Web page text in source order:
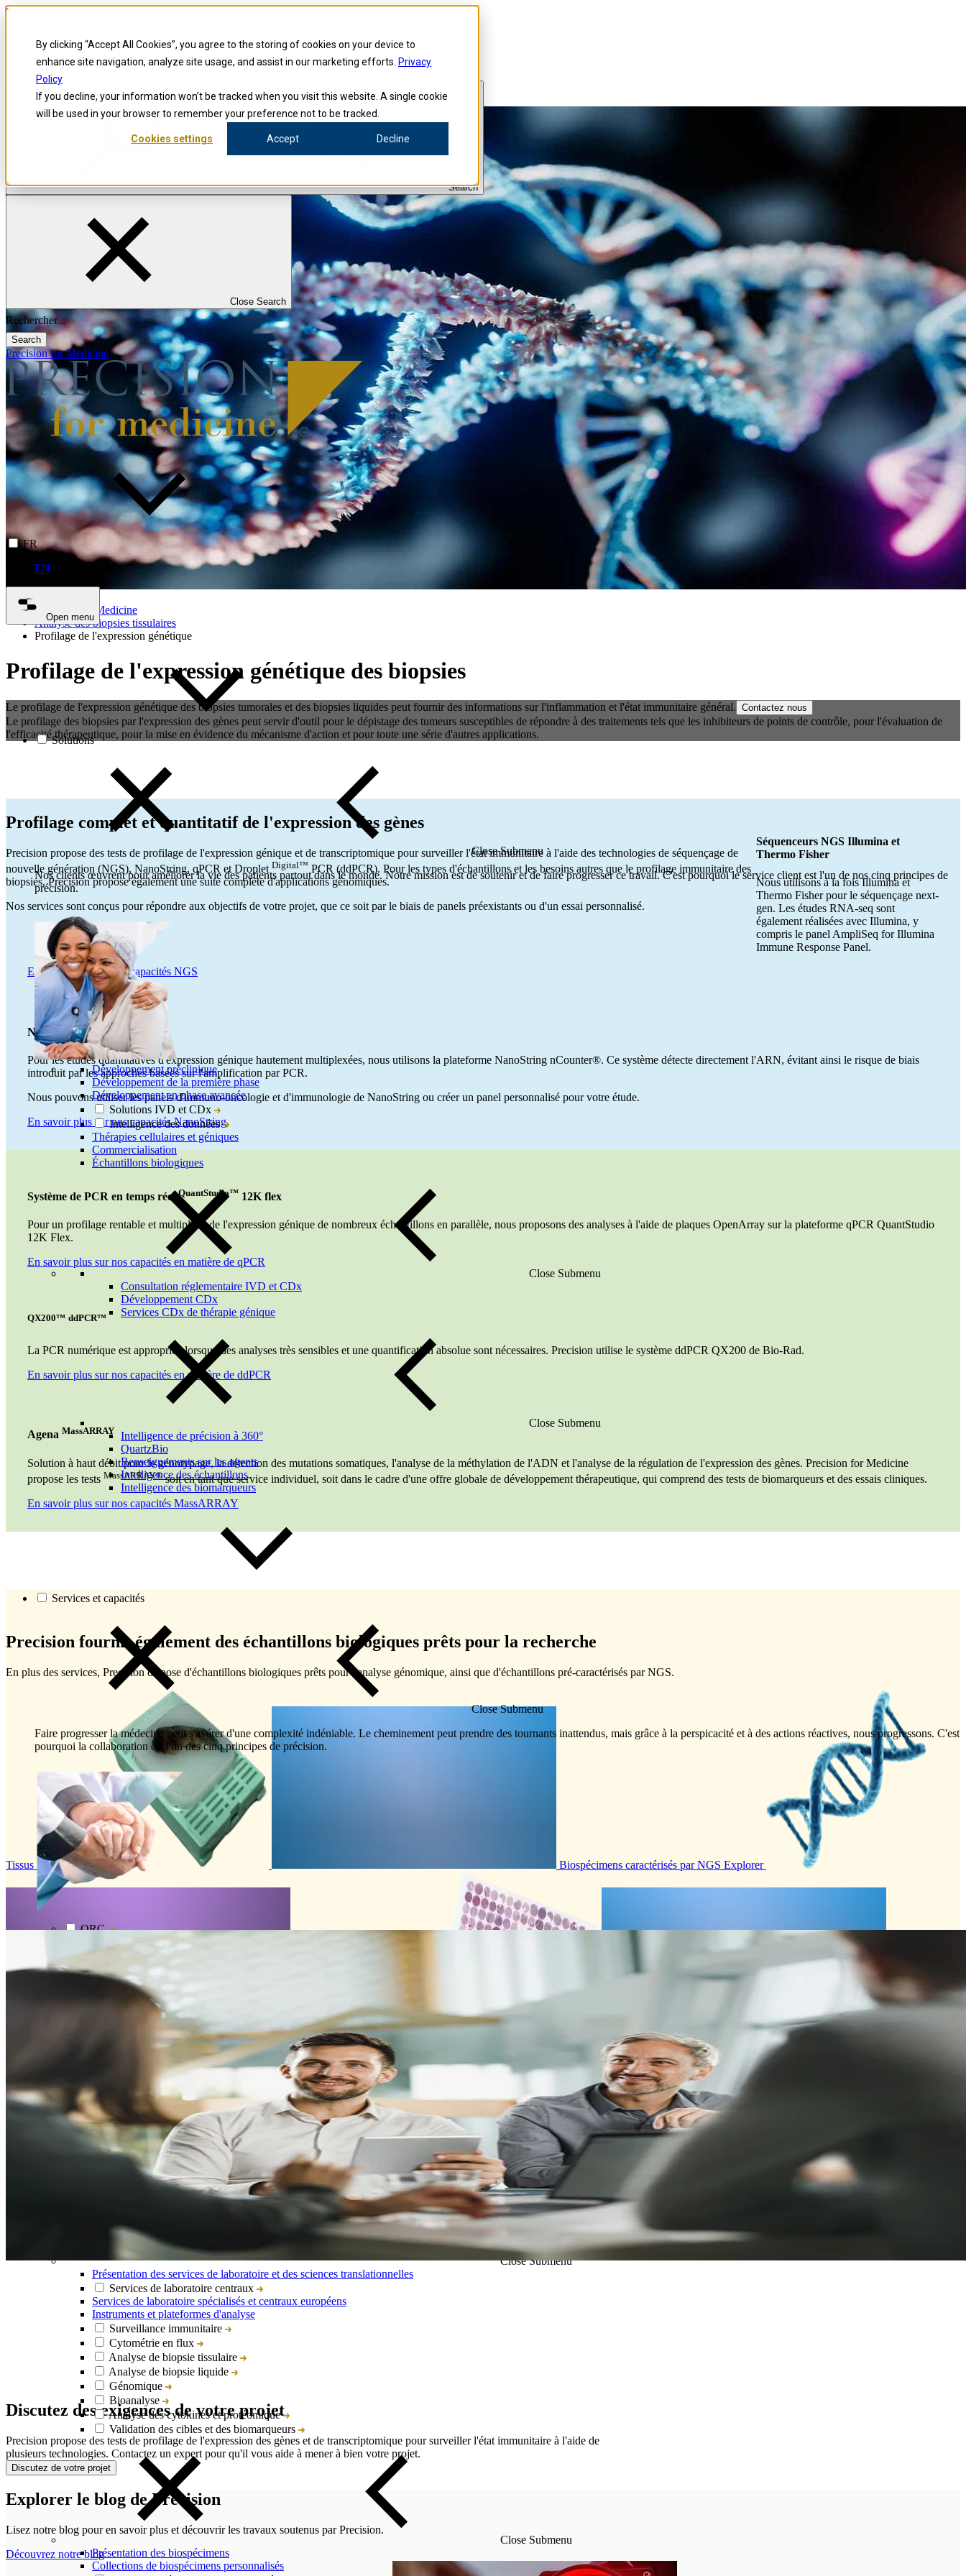
By clicking “Accept All Cookies”, you agree to the storing of cookies on your device to
enhance site navigation, analyze site usage, and assist in our marketing efforts. Privacy
Policy
If you decline, your information won’t be tracked when you visit this website. A single cookie
will be used in your browser to remember your preference not to be tracked.
Cookies settings Accept Decline
Skip to content
Enquêteurs
Carrières
Search
Close Search
Search
Precision for Medicine
FR
EN
Open menu
Solutions
Close Submenu
Nos clients œuvrent pour améliorer la vie des patients partout dans le monde. Notre mission est de soutenir et de faire progresser ce travail. C'est pourquoi le service client est l'un de nos cinq principes de
précision.
Développement préclinique
Développement de la première phase
Développement en phase avancée
Solutions IVD et CDx
Intelligence des données
Thérapies cellulaires et géniques
Commercialisation
Échantillons biologiques
Close Submenu
Consultation réglementaire IVD et CDx
Développement CDx
Services CDx de thérapie génique
Close Submenu
Intelligence de précision à 360°
QuartzBio
Renseignements sur les agents
Intelligence des échantillons
Intelligence des biomarqueurs
Services et capacités
Close Submenu
Faire progresser la médecine peut s'avérer d'une complexité indéniable. Le cheminement peut prendre des tournants inattendus, mais grâce à la perspicacité et à des actions réactives, nous progressons. C'est
pourquoi la collaboration est l'un des cinq principes de précision.
ORC
Services de laboratoire
Échantillons biologiques
Close Submenu
Gestion des essais cliniques
Stratégie de développement clinique
Fournisseur de Services Fonctionnels (FSF)
Essais cliniques décentralisés
Réseau de Sites Précision (RSP)
Close Submenu
Présentation des services de laboratoire et des sciences translationnelles
Services de laboratoire centraux
Services de laboratoire spécialisés et centraux européens
Instruments et plateformes d'analyse
Surveillance immunitaire
Cytométrie en flux
Analyse de biopsie tissulaire
Analyse de biopsie liquide
Génomique
Bioanalyse
Analyse des cytokines et protéomique
Validation des cibles et des biomarqueurs
Close Submenu
Présentation des biospécimens
Collections de biospécimens personnalisés
Precision for Medicine
Analyse des biopsies tissulaires
Profilage de l'expression génétique
Profilage de l'expression génétique des biopsies
Le profilage de l'expression génétique des biopsies tumorales et des biopsies liquides peut fournir des informations sur l'inflammation et l'état immunitaire général. Contactez nous
Le profilage des biopsies par l'expression des gènes peut servir d'outil pour le dépistage des tumeurs susceptibles de répondre à des traitements tels que les inhibiteurs de points de contrôle, pour l'évaluation de
l'efficacité thérapeutique, pour la mise en évidence du mécanisme d'action et pour toute une série d'autres applications.
Profilage complet et quantitatif de l'expression des gènes
Precision propose des tests de profilage de l'expression génique et de transcriptomique pour surveiller l'état immunitaire à l'aide des technologies de séquençage de
nouvelle génération (NGS), NanoString, qPCR et Droplet Digital™ PCR (ddPCR). Pour les types d'échantillons et les besoins autres que le profilage immunitaire des
biopsies, Precision propose également une suite complète d'applications génomiques.
Nos services sont conçus pour répondre aux objectifs de votre projet, que ce soit par le biais de panels préexistants ou d'un essai personnalisé.
Séquenceurs NGS Illumina et
Thermo Fisher
Nous utilisons à la fois Illumina et
Thermo Fisher pour le séquençage next-
gen. Les études RNA-seq sont
également réalisées avec Illumina, y
compris le panel AmpliSeq for Illumina
Immune Response Panel.
En savoir plus sur nos capacités NGS
NanoStringnCounter®
Pour les études quantitatives d'expression génique hautement multiplexées, nous utilisons la plateforme NanoString nCounter®. Ce système détecte directement l'ARN, évitant ainsi le risque de biais
introduit par les approches basées sur l'amplification par PCR.
Nous pouvons utiliser les panels d'immuno-oncologie et d'immunologie de NanoString ou créer un panel personnalisé pour votre étude.
En savoir plus sur nos capacités NanoString
Système de PCR en temps réelQuantStudio™ 12K flex
Pour un profilage rentable et multiplexé de l'expression génique de nombreux échantillons en parallèle, nous proposons des analyses à l'aide de plaques OpenArray sur la plateforme qPCR QuantStudio
12K Flex.
En savoir plus sur nos capacités en matière de qPCR
QX200™ ddPCR™
La PCR numérique est appropriée lorsque des analyses très sensibles et une quantification absolue sont nécessaires. Precision utilise le système ddPCR QX200 de Bio-Rad.
En savoir plus sur nos capacités en matière de ddPCR
Agena MassARRAY
Solution à haut débit pour le génotypage, la détection des mutations somatiques, l'analyse de la méthylation de l'ADN et l'analyse de la régulation de l'expression des gènes. Precision for Medicine
propose les tests MassARRAY®soit en tant que service individuel, soit dans le cadre d'une offre globale de développement thérapeutique, qui comprend des tests de biomarqueurs et des essais cliniques.
En savoir plus sur nos capacités MassARRAY
Precision fournit également des échantillons biologiques prêts pour la recherche
En plus des services, Precision dispose d'échantillons biologiques prêts pour l'analyse génomique, ainsi que d'échantillons pré-caractérisés par NGS.
Tissus FFPE Explorer Biospécimens caractérisés par NGS Explorer
Micropuces tissulaires
Discutez des exigences de votre projet
Precision propose des tests de profilage de l'expression des gènes et de transcriptomique pour surveiller l'état immunitaire à l'aide de
plusieurs technologies. Contactez un expert pour qu'il vous aide à mener à bien votre projet.
Discutez de votre projet
Explorer le blog de Precision
Lisez notre blog pour en savoir plus et découvrir les travaux soutenus par Precision.
Découvrez notre blog